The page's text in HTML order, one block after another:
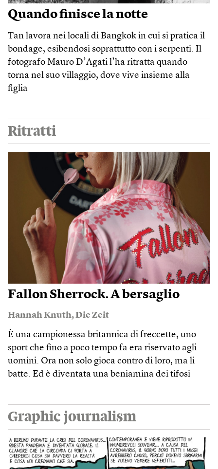
Quando finisce la notte
Tan lavora nei locali di Bangkok in cui si pratica il
bondage, esibendosi soprattutto con i serpenti. Il
fotografo Mauro D’Agati l’ha ritratta quando
torna nel suo villaggio, dove vive insieme alla
figlia
Ritratti
Fallon Sherrock. A bersaglio
Hannah Knuth,Die Zeit
È una campionessa britannica di freccette, uno
sport che fino a poco tempo fa era riservato agli
uomini. Ora non solo gioca contro di loro, ma li
batte. Ed è diventata una beniamina dei tifosi
Graphic journalism